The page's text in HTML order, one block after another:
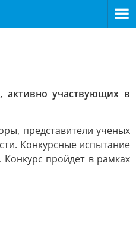
активно участвующих в
представители ученых
Конкурсные испытание
Конкурс пройдет в рамках